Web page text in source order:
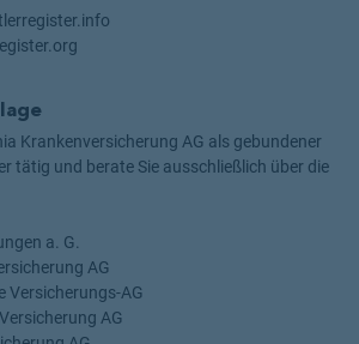
Krankenversicherung AG als gebundener
tätig und berate Sie ausschließlich über die
a. G.
AG
Versicherungs-AG
AG